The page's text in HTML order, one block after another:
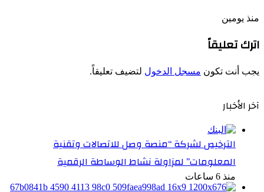
منذ يومين
اترك تعليقاً
يجب أنت تكون مسجل الدخول لتضيف تعليقاً.
آخر الأخبار
الترخيص لشركة “منصة وصل للاتصالات وتقنية
المعلومات” لمزاولة نشاط الوساطة الرقمية
منذ 6 ساعات